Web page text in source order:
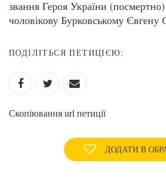
звання Героя України
чоловікову Бурковському Євгену
ПОДІЛІТЬСЯ ПЕТИЦІЄЮ:
Скопіювання url петиції
ДОДАТИ В